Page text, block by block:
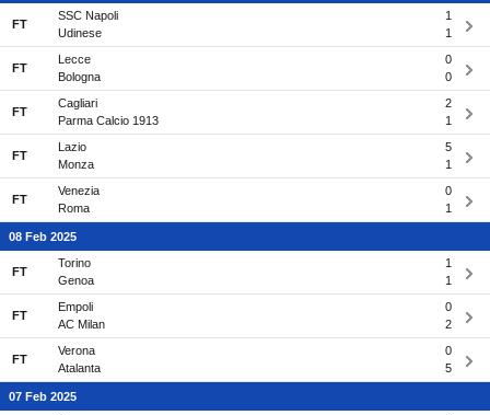
FT
SSC Napoli
1
Udinese
1
FT
Lecce
0
Bologna
0
FT
Cagliari
2
Parma Calcio 1913
1
FT
Lazio
5
Monza
1
FT
Venezia
0
Roma
1
08 Feb 2025
FT
Torino
1
Genoa
1
FT
Empoli
0
AC Milan
2
FT
Verona
0
Atalanta
5
07 Feb 2025